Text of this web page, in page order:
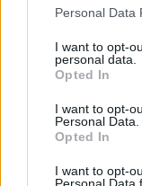
Please note that
not limited to your
grant or deny
use your data for
consent section.
Personal Data
I want to opt-
personal data.
Opted In
I want to opt-
Personal Data.
Opted In
I want to opt-
Personal Data
A háromdiplomás,
Szimóna nem
úgy döntött,